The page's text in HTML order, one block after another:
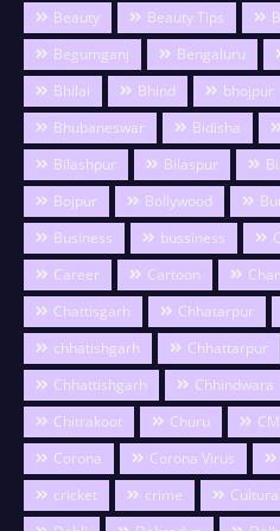
Beauty
Beauty Tips
Begumganj
Bengaluru
Bhilai
Bhind bhojpur
Bhubaneswar
Bidisha
Bilashpur
Bilaspur
Bojpur
Bollywood
Business
bussiness
Career
Cartoon
Chattisgarh
Chhatarpur
chhatishgarh
Chhattarpur
Chhattishgarh
Chhindwara
Chitrakoot
Churu
Corona
Corona Virus
cricket
crime Cultural